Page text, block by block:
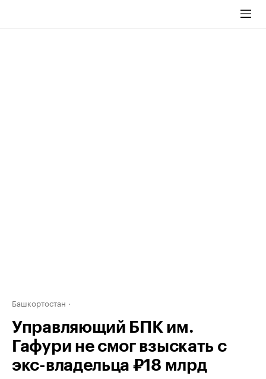
Башкортостан
Управляющий БПК им.
Гафури не смог взыскать с
экс-владельца ₽18 млрд